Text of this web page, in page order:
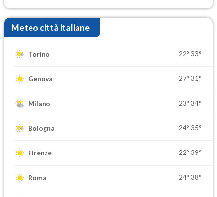
Meteo città italiane
Torino 22° 33°
Genova 27° 31°
Milano 23° 34°
Bologna 24° 35°
Firenze 22° 39°
Roma 24° 38°